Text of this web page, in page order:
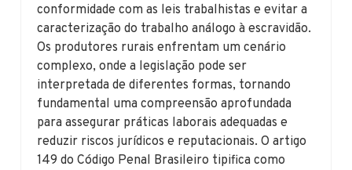
conformidade com as leis trabalhistas e evitar a
caracterização do trabalho análogo à escravidão.
Os produtores rurais enfrentam um cenário
complexo, onde a legislação pode ser
interpretada de diferentes formas, tornando
fundamental uma compreensão aprofundada
para assegurar práticas laborais adequadas e
reduzir riscos jurídicos e reputacionais. O artigo
149 do Código Penal Brasileiro tipifica como